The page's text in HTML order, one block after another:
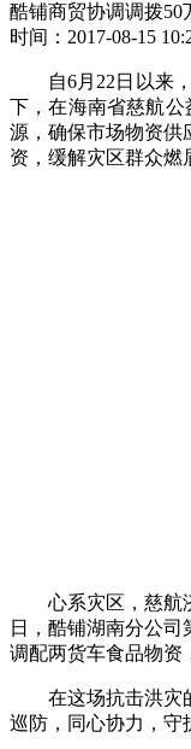
酷铺商贸协调调拨50
时间：2017-08-15
自6月22日以来
下，在海南省慈航
源，确保市场物资供
资，缓解灾区群众燃
心系灾区，慈航
日，酷铺湖南分公
调配两货车食品物资
在这场抗击洪灾
巡防，同心协力，守